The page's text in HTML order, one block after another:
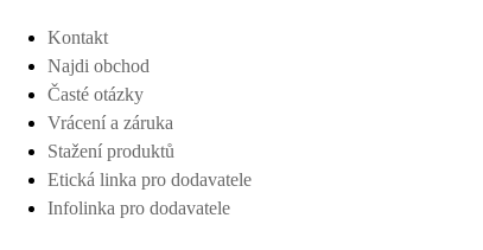
Kontakt
Najdi obchod
Časté otázky
Vrácení a záruka
Stažení produktů
Etická linka pro dodavatele
Infolinka pro dodavatele